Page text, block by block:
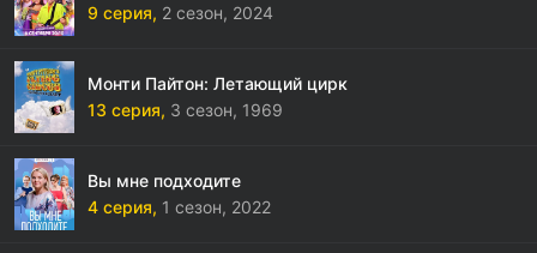
9 серия, 2 сезон, 2024
Монти Пайтон: Летающий цирк
13 серия, 3 сезон, 1969
Вы мне подходите
4 серия, 1 сезон, 2022